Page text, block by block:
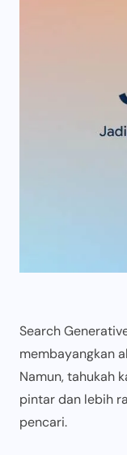
Search
membayangkan
Namun, tahukah
pintar dan lebih
pencari.